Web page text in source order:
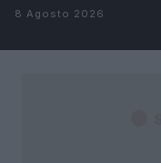
Salta al contenuto
8 Agosto 2026